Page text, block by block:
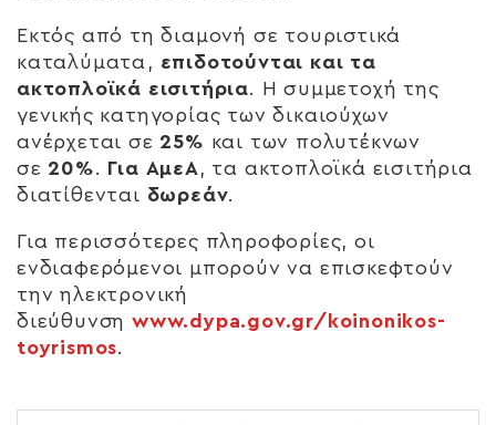
Εκτός από τη διαμονή σε τουριστικά
καταλύματα, επιδοτούνται και τα
ακτοπλοϊκά εισιτήρια. Η συμμετοχή της
γενικής κατηγορίας των δικαιούχων
ανέρχεται σε 25% και των πολυτέκνων
σε 20%. Για ΑμεΑ , τα ακτοπλοϊκά εισιτήρια
διατίθενται δωρεάν.
Για περισσότερες πληροφορίες, οι
ενδιαφερόμενοι μπορούν να επισκεφτούν
την ηλεκτρονική
διεύθυνσηwww.dypa.gov.gr/koinonikos-
toyrismos.